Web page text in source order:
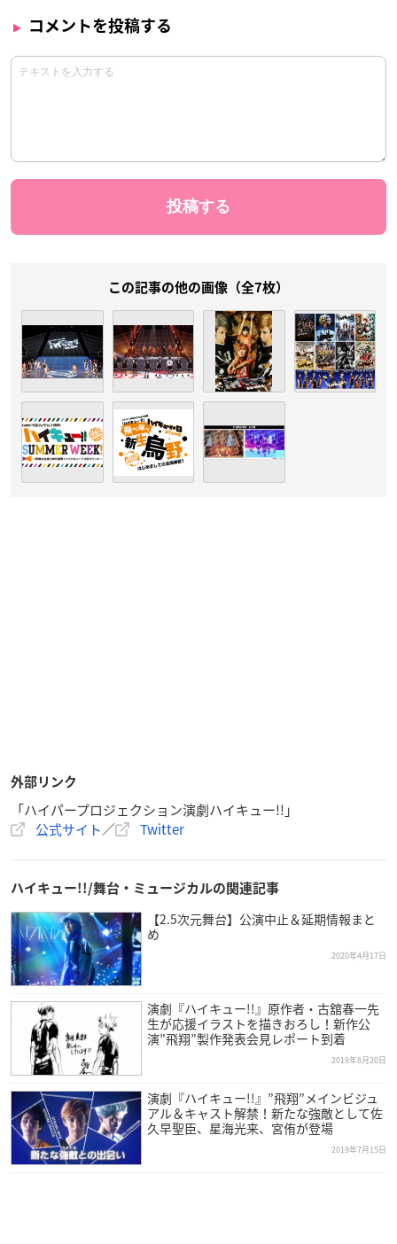
コメントを投稿する
この記事の他の画像（全7枚）
外部リンク
「ハイパープロジェクション演劇ハイキュー!!」
公式サイト／ Twitter
ハイキュー!!/舞台・ミュージカルの関連記事
【2.5次元舞台】公演中止＆延期情報まと
め
2020年4月17日
演劇『ハイキュー!!』原作者・古舘春一先
生が応援イラストを描きおろし！新作公
演”飛翔”製作発表会見レポート到着
2019年8月20日
演劇『ハイキュー!!』”飛翔”メインビジュ
アル＆キャスト解禁！新たな強敵として佐
久早聖臣、星海光来、宮侑が登場
2019年7月15日